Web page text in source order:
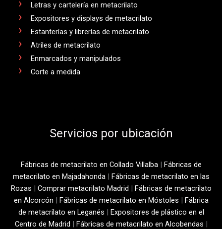
Letras y cartelería en metacrilato
Expositores y displays de metacrilato
Estanterías y librerías de metacrilato
Atriles de metacrilato
Enmarcados y manipulados
Corte a medida
Servicios por ubicación
Fábricas de metacrilato en Collado Villalba| Fábricas de
metacrilato en Majadahonda| Fábricas de metacrilato en las
Rozas | Comprar metacrilato Madrid | Fábricas de metacrilato
en Alcorcón | Fábricas de metacrilato en Móstoles | Fábrica
de metacrilato en Leganés | Expositores de plástico en el
Centro de Madrid | Fábricas de metacrilato en Alcobendas |